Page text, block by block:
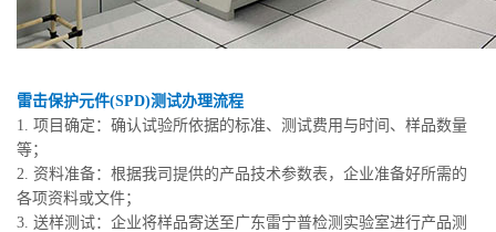
雷击保护元件(SPD)测试办理流程
1. 项目确定：确认试验所依据的标准、测试费用与时间、样品数量
等；
2. 资料准备：根据我司提供的产品技术参数表，企业准备好所需的
各项资料或文件；
3. 送样测试：企业将样品寄送至广东雷宁普检测实验室进行产品测